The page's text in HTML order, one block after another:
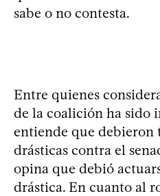
sabe o no contesta.
Entre quienes
de la coalición ha sido
entiende que debieron
drásticas contra el
opina que debió
drástica. En cuanto al